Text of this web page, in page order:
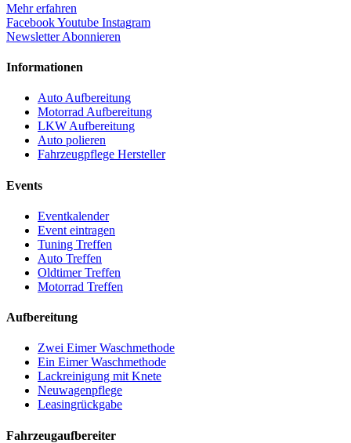
Mehr erfahren
FacebookYoutube Instagram
Newsletter Abonnieren
Informationen
Auto Aufbereitung
Motorrad Aufbereitung
LKW Aufbereitung
Auto polieren
Fahrzeugpflege Hersteller
Events
Eventkalender
Event eintragen
Tuning Treffen
Auto Treffen
Oldtimer Treffen
Motorrad Treffen
Aufbereitung
Zwei Eimer Waschmethode
Ein Eimer Waschmethode
Lackreinigung mit Knete
Neuwagenpflege
Leasingrückgabe
Fahrzeugaufbereiter